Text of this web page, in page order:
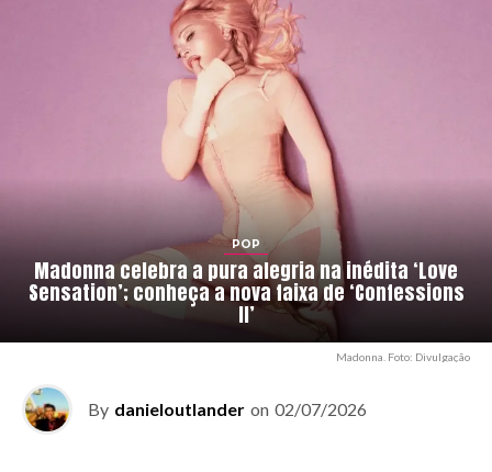
POP
Madonna celebra a pura alegria na inédita ‘Love
Sensation’; conheça a nova faixa de ‘Confessions
II’
Madonna. Foto: Divulgação
By danieloutlander on 02/07/2026